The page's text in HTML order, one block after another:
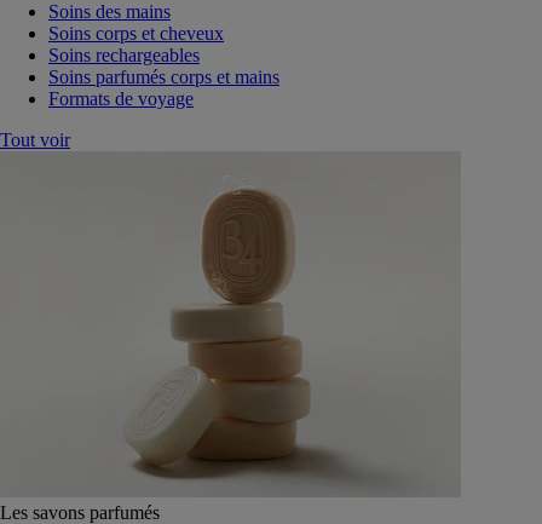
Soins des mains
Soins corps et cheveux
Soins rechargeables
Soins parfumés corps et mains
Formats de voyage
Tout voir
Les savons parfumés